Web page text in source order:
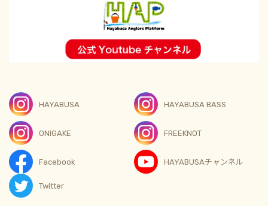
HAYABUSA HAYABUSA BASS
ONIGAKE FREEKNOT
Facebook HAYABUSAチャンネル
Twitter